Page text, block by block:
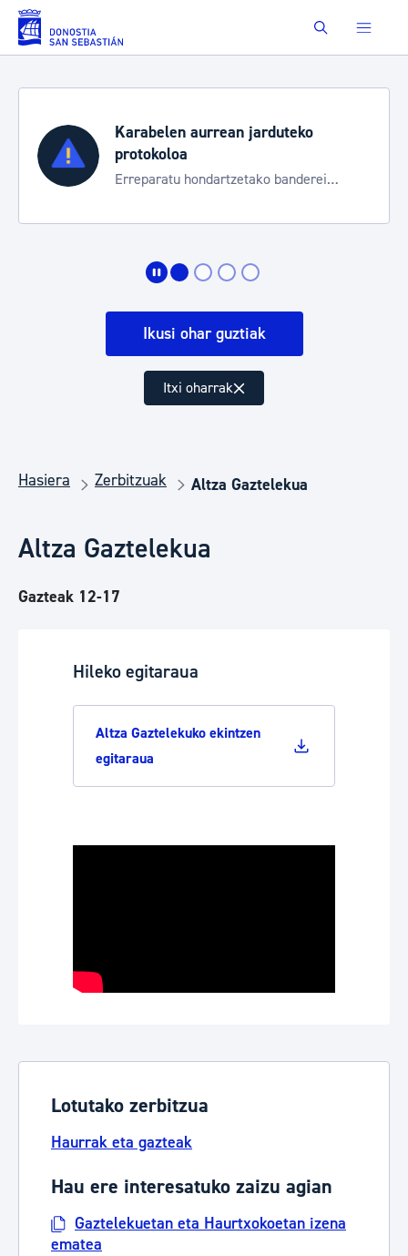
Eduki nagusira joan Buscar
Karabelen aurrean jarduteko
protokoloa
Erreparatu hondartzetako banderei
Ikusi ohar guztiak
Itxi oharrak
Hasiera Zerbitzuak Altza Gaztelekua
Altza Gaztelekua
Gazteak 12-17
Hileko egitaraua
Altza Gaztelekuko ekintzen
egitaraua
Lotutako zerbitzua
Haurrak eta gazteak
Hau ere interesatuko zaizu agian
Gaztelekuetan eta Haurtxokoetan izena
ematea